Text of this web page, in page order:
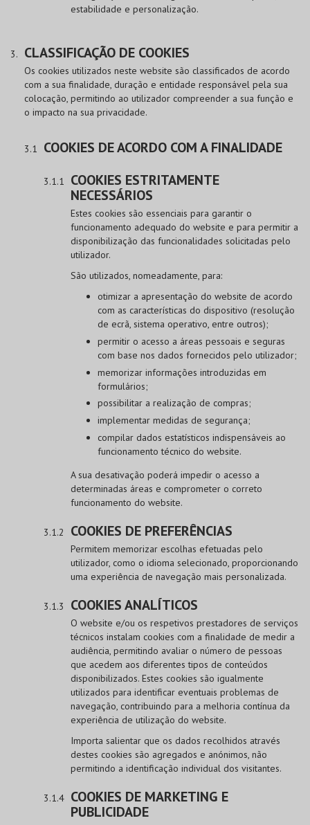
estabilidade e personalização.
CLASSIFICAÇÃO DE COOKIES
Os cookies utilizados neste website são classificados de acordo
com a sua finalidade, duração e entidade responsável pela sua
colocação, permitindo ao utilizador compreender a sua função e
o impacto na sua privacidade.
COOKIES DE ACORDO COM A FINALIDADE
COOKIES ESTRITAMENTE
NECESSÁRIOS
Estes cookies são essenciais para garantir o
funcionamento adequado do website e para permitir a
disponibilização das funcionalidades solicitadas pelo
utilizador.
São utilizados, nomeadamente, para:
otimizar a apresentação do website de acordo
com as características do dispositivo (resolução
de ecrã, sistema operativo, entre outros);
permitir o acesso a áreas pessoais e seguras
com base nos dados fornecidos pelo utilizador;
memorizar informações introduzidas em
formulários;
possibilitar a realização de compras;
implementar medidas de segurança;
compilar dados estatísticos indispensáveis ao
funcionamento técnico do website.
A sua desativação poderá impedir o acesso a
determinadas áreas e comprometer o correto
funcionamento do website.
COOKIES DE PREFERÊNCIAS
Permitem memorizar escolhas efetuadas pelo
utilizador, como o idioma selecionado, proporcionando
uma experiência de navegação mais personalizada.
COOKIES ANALÍTICOS
O website e/ou os respetivos prestadores de serviços
técnicos instalam cookies com a finalidade de medir a
audiência, permitindo avaliar o número de pessoas
que acedem aos diferentes tipos de conteúdos
disponibilizados. Estes cookies são igualmente
utilizados para identificar eventuais problemas de
navegação, contribuindo para a melhoria contínua da
experiência de utilização do website.
Importa salientar que os dados recolhidos através
destes cookies são agregados e anónimos, não
permitindo a identificação individual dos visitantes.
COOKIES DE MARKETING E
PUBLICIDADE